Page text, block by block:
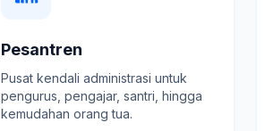
Pesantren
Pusat kendali administrasi untuk
pengurus, pengajar, santri, hingga
kemudahan orang tua.